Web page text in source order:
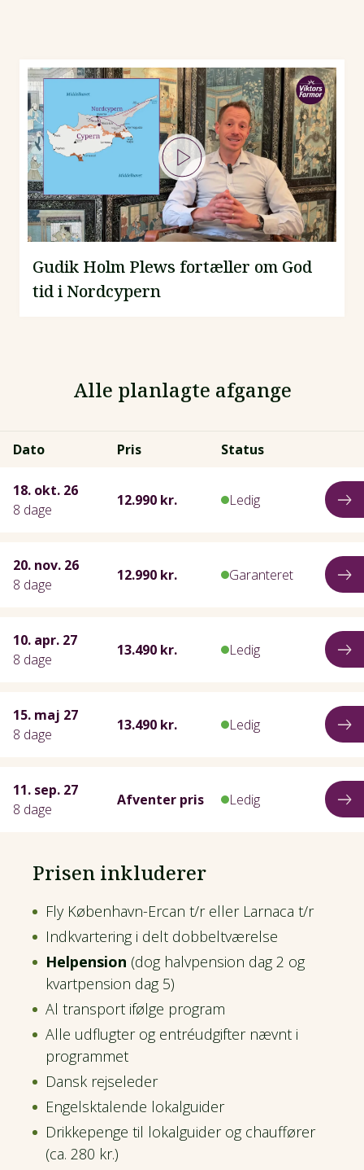
Gudik Holm Plews fortæller om God
tid i Nordcypern
Alle planlagte afgange
Dato Pris Status
18. okt. 26
8 dage
12.990 kr. Ledig
20. nov. 26
8 dage
12.990 kr. Garanteret
10. apr. 27
8 dage
13.490 kr. Ledig
15. maj 27
8 dage
13.490 kr. Ledig
11. sep. 27
8 dage
Afventer pris Ledig
Prisen inkluderer
Fly København-Ercan t/r eller Larnaca t/r
Indkvartering i delt dobbeltværelse
Helpension (dog halvpension dag 2 og
kvartpension dag 5)
Al transport ifølge program
Alle udflugter og entréudgifter nævnt i
programmet
Dansk rejseleder
Engelsktalende lokalguider
Drikkepenge til lokalguider og chauffører
(ca. 280 kr.)